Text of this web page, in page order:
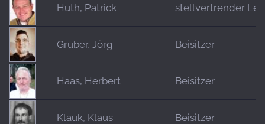
Huth, Patrick stellvertrender
Gruber, Jörg Beisitzer
Haas, Herbert Beisitzer
Klauk, Klaus Beisitzer